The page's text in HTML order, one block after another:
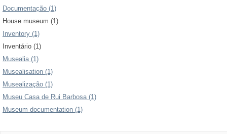
Documentação (1)
House museum (1)
Inventory (1)
Inventário (1)
Musealia (1)
Musealisation (1)
Musealização (1)
Museu Casa de Rui Barbosa (1)
Museum documentation (1)